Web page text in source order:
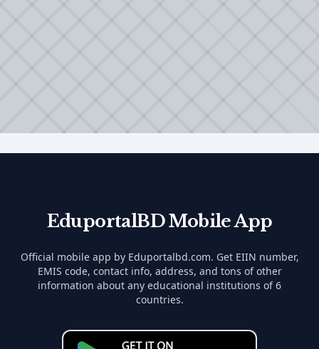
EduportalBD Mobile App
Official mobile app by Eduportalbd.com. Get EIIN number,
EMIS code, contact info, address, and tons of other
information about any educational institutions of 6
countries.